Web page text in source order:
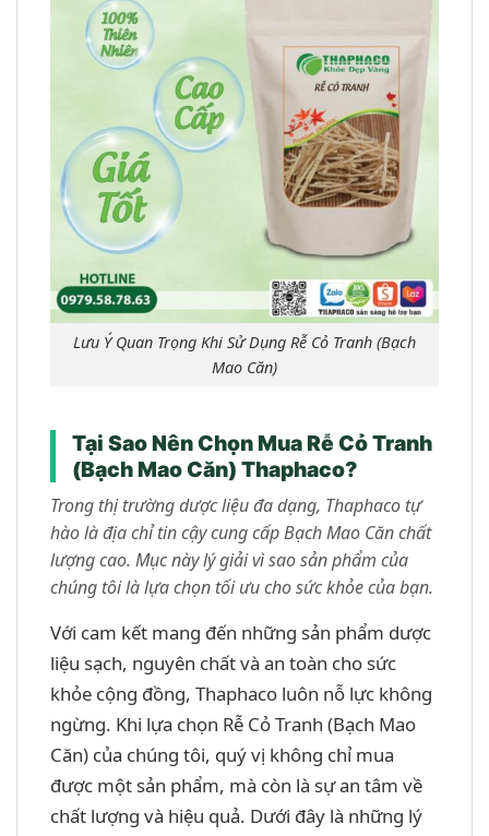
Lưu Ý Quan Trọng Khi Sử Dụng Rễ Cỏ Tranh (Bạch
Mao Căn)
Tại Sao Nên Chọn Mua Rễ Cỏ Tranh
(Bạch Mao Căn) Thaphaco?
Trong thị trường dược liệu đa dạng, Thaphaco tự
hào là địa chỉ tin cậy cung cấp Bạch Mao Căn chất
lượng cao. Mục này lý giải vì sao sản phẩm của
chúng tôi là lựa chọn tối ưu cho sức khỏe của bạn.
Với cam kết mang đến những sản phẩm dược
liệu sạch, nguyên chất và an toàn cho sức
khỏe cộng đồng, Thaphaco luôn nỗ lực không
ngừng. Khi lựa chọn Rễ Cỏ Tranh (Bạch Mao
Căn) của chúng tôi, quý vị không chỉ mua
được một sản phẩm, mà còn là sự an tâm về
chất lượng và hiệu quả. Dưới đây là những lý